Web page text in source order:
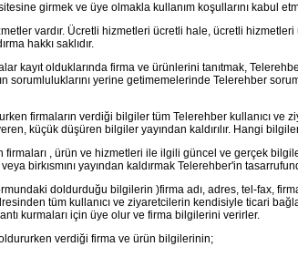
girmek ve üye olmakla kullanım koşullarını kabul
vardır. Ücretli hizmetleri ücretli hale, ücretli hizmetleri
hakkı saklıdır.
kayıt olduklarında firma ve ürünlerini tanıtmak,
sorumluluklarını yerine getimemelerinde Telerehber
firmaların verdiği bilgiler tüm Telerehber kullanıcı ve
küçük düşüren bilgiler yayından kaldırılır. Hangi
, ürün ve hizmetleri ile ilgili güncel ve gerçek
birkısmını yayından kaldırmak Telerehber'in
doldurduğu bilgilerin )firma adı, adres, tel-fax,
tüm kullanıcı ve ziyaretcilerin kendisiyle ticari
kurmaları için üye olur ve firma bilgilerini verirler.
verdiği firma ve ürün bilgilerinin;